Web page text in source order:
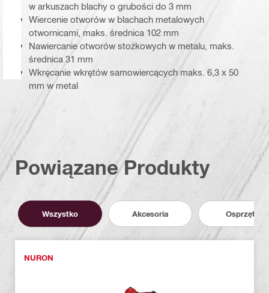
w arkuszach blachy o grubości do 3 mm
Wiercenie otworów w blachach metalowych
otwornicami, maks. średnica 102 mm
Nawiercanie otworów stożkowych w metalu, maks.
średnica 31 mm
Wkręcanie wkrętów samowiercących maks. 6,3 x 50
mm w metal
Powiązane Produkty
Wszystko Akcesoria Osprzęt
NURON